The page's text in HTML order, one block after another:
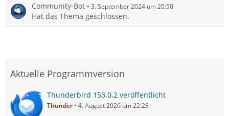
Community-Bot 3. September 2024 um 20:50
Hat das Thema geschlossen.
Aktuelle Programmversion
Thunderbird 153.0.2 veröffentlicht
Thunder 4. August 2026 um 22:28